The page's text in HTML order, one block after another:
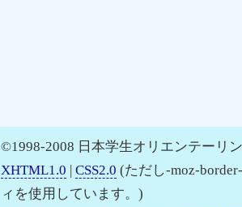
©1998-2008 日本学生オリエンテーリ
XHTML1.0 | CSS2.0 (ただし-moz-
ィを使用しています。)